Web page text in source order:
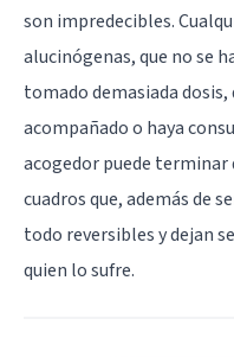
son impredecibles.
alucinógenas, que no se
tomado demasiada dosis,
acompañado o haya
acogedor puede
cuadros que, además de
todo reversibles y dejan
quien lo sufre.